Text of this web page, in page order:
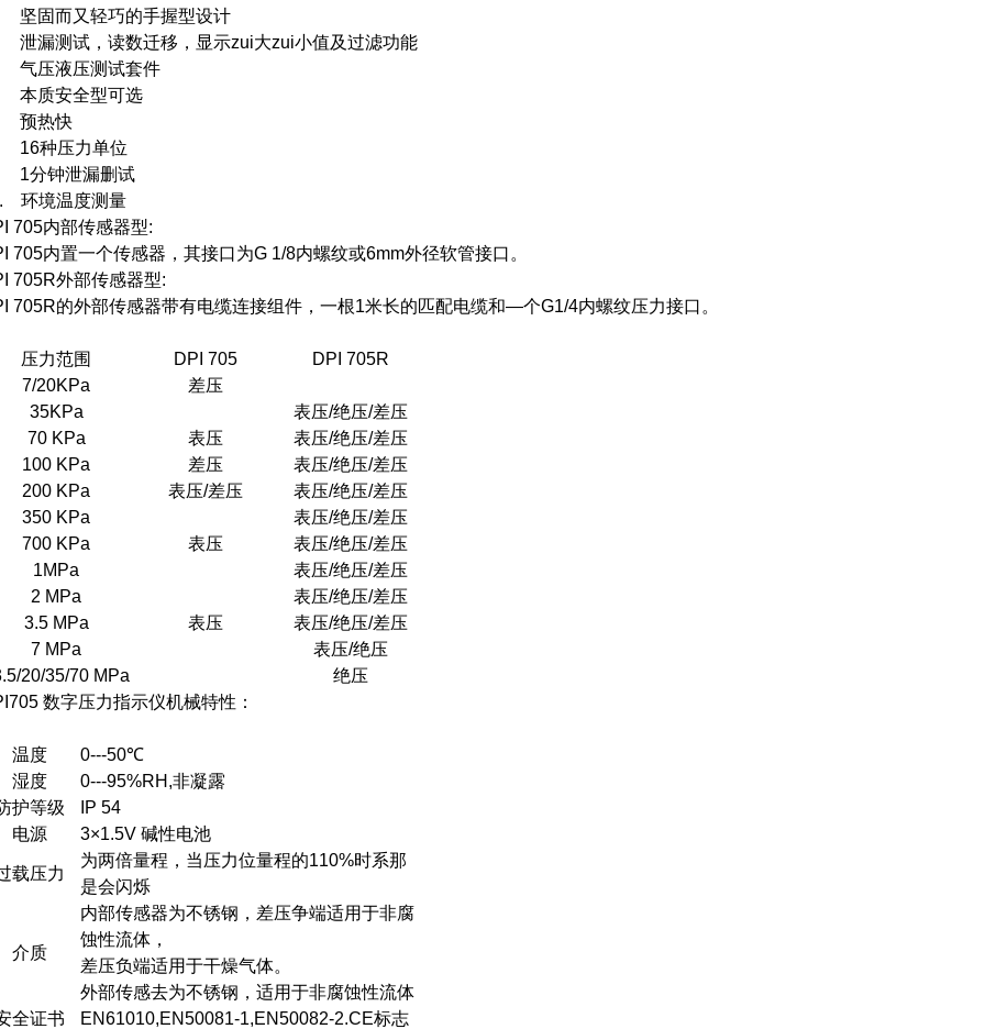
固而又轻巧的手握型设计
漏测试，读数迁移，显示zui大zui小值及过滤功能
压液压测试套件
质安全型可选
预热快
种压力单位
分钟泄漏删试
环境温度测量
705内部传感器型:
705内置一个传感器，其接口为G 1/8内螺纹或6mm外径软管接口。
705R外部传感器型:
705R的外部传感器带有电缆连接组件，一根1米长的匹配电缆和—个G1/4内螺纹压力接口。
压力范围 DPI 705
DPI 705R
7/20KPa
差压
35KPa
表压/绝压/差压
70 KPa
表压
表压/绝压/差压
100 KPa
差压
表压/绝压/差压
200 KPa
表压/差压
表压/绝压/差压
350 KPa
表压/绝压/差压
700 KPa
表压
表压/绝压/差压
1MPa
表压/绝压/差压
2 MPa
表压/绝压/差压
3.5 MPa
表压
表压/绝压/差压
7 MPa
表压/绝压
20/35/70 MPa
绝压
数字压力指示仪机械特性：
温度
0---50℃
湿度
0---95%RH,非凝露
护等级
IP 54
电源
3×1.5V 碱性电池
载压力
为两倍量程，当压力位量程的110%时系那
是会闪烁
介质
内部传感器为不锈钢，差压争端适用于非腐
蚀性流体，
差压负端适用于干燥气体。
外部传感去为不锈钢，适用于非腐蚀性流体
全证书
EN61010,EN50081-1,EN50082-2.CE标志